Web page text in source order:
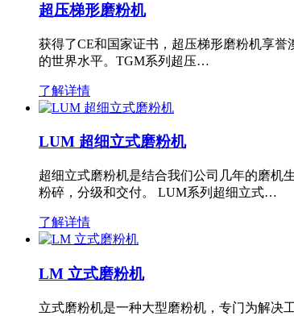
超压梯形磨粉机
获得了CE和国家证书，超压梯形磨粉机享
的世界水平。TGM系列超压…
了解详情
LUM 超细立式磨粉机
超细立式磨粉机是结合我们公司几年的磨机
粉碎，分级和交付。 LUM系列超细立式…
了解详情
LM 立式磨粉机
立式磨粉机是一种大型磨粉机，专门为解决